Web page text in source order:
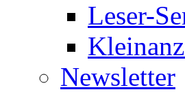
Leser-
Newsletter